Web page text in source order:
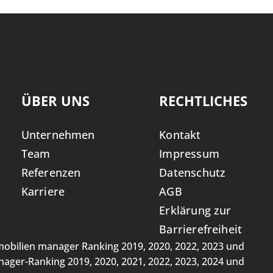
ÜBER UNS
Unternehmen
Team
Referenzen
Karriere
RECHTLICHES
Kontakt
Impressum
Datenschutz
AGB
Erklärung zur
Barrierefreiheit
manager Ranking 2019, 2020, 2022, 2023 und
Ranking 2019, 2020, 2021, 2022, 2023, 2024 und